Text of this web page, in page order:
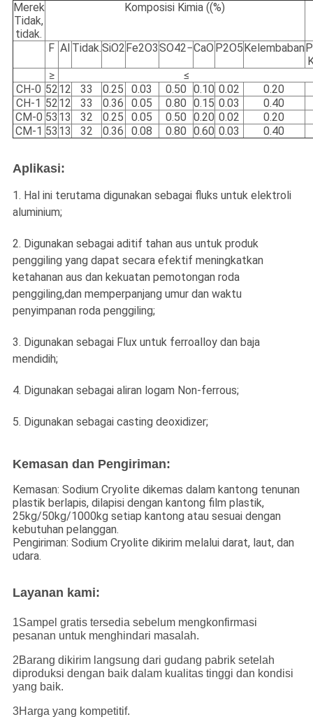
Merek
Tidak,
tidak.
Komposisi Kimia ((%)
F Al Tidak.SiO2 Fe2O3SO42−CaO P2O5 Kelembaban
≥
≤
CH-0 5212 33 0.25 0.03 0.50 0.10 0.02
0.20
CH-1 5212 33 0.36 0.05 0.80 0.15 0.03
0.40
CM-0 53 13 32 0.25 0.05 0.50 0.20 0.02
0.20
CM-1 53 13 32 0.36 0.08 0.80 0.60 0.03 0.40
Aplikasi:
1. Hal ini terutama digunakan sebagai fluks untuk elektroli
aluminium;
2. Digunakan sebagai aditif tahan aus untuk produk
penggiling yang dapat secara efektif meningkatkan
ketahanan aus dan kekuatan pemotongan roda
penggiling,dan memperpanjang umur dan waktu
penyimpanan roda penggiling;
3. Digunakan sebagai Flux untuk ferroalloy dan baja
mendidih;
4. Digunakan sebagai aliran logam Non-ferrous;
5. Digunakan sebagai casting deoxidizer;
Kemasan dan Pengiriman:
Kemasan: Sodium Cryolite dikemas dalam kantong tenunan
plastik berlapis, dilapisi dengan kantong film plastik,
25kg/50kg/1000kg setiap kantong atau sesuai dengan
kebutuhan pelanggan.
Pengiriman: Sodium Cryolite dikirim melalui darat, laut, dan
udara.
Layanan kami:
1Sampel gratis tersedia sebelum mengkonfirmasi
pesanan untuk menghindari masalah.
2Barang dikirim langsung dari gudang pabrik setelah
diproduksi dengan baik dalam kualitas tinggi dan kondisi
yang baik.
3Harga yang kompetitif.